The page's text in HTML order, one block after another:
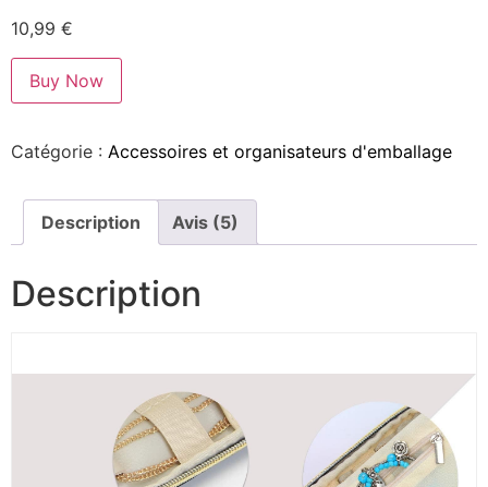
10,99 €
Buy Now
Catégorie : Accessoires et organisateurs d'emballage
Description Avis (5)
Description